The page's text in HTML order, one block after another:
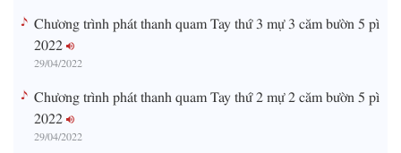
Chương trình phát thanh quam Tay thứ 3 mự 3 căm bườn 5 pì
2022
29/04/2022
Chương trình phát thanh quam Tay thứ 2 mự 2 căm bườn 5 pì
2022
29/04/2022